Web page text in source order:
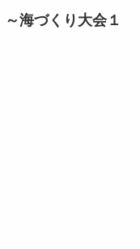
海づくり大会１